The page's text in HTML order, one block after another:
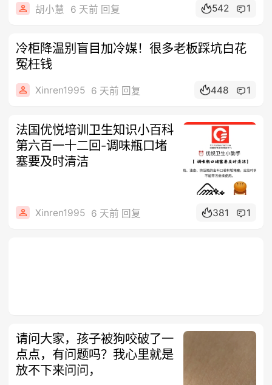
胡小慧 6 天前 回复 542 1
冷柜降温别盲目加冷媒！很多老板踩坑白花
冤枉钱
Xinren1995 6 天前 回复 448 1
法国优悦培训卫生知识小百科
第六百一十二回-调味瓶口堵
塞要及时清洁
Xinren1995 6 天前 回复 381 1
请问大家，孩子被狗咬破了一
点点，有问题吗？我心里就是
放不下来问问，